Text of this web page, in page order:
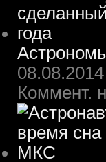
08.08.2014
Коммент.